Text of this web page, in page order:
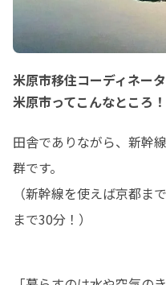
米原市移住コーディネー
米原市ってこんなところ！
田舎でありながら、新幹
群です。
（新幹線を使えば京都ま
まで30分！）